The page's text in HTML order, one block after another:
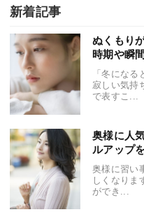
新着記事
ぬくもり
時期や瞬
「冬にな
寂しい気持
で表すこ...
奥様に人
ルアップ
奥様に習い
しくなりま
ができ...